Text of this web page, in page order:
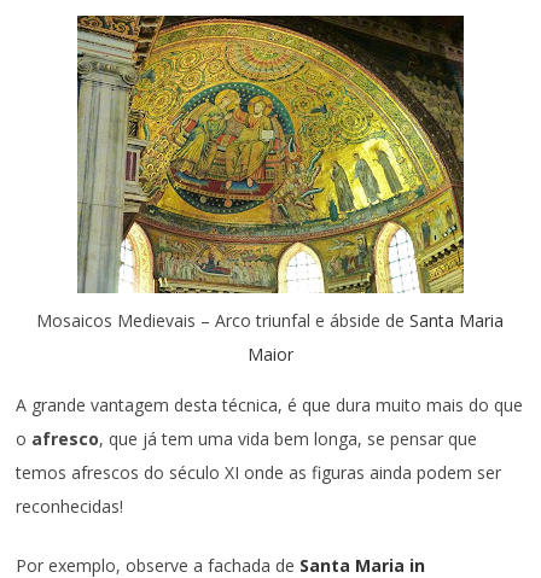
Mosaicos Medievais – Arco triunfal e ábside de Santa Maria
Maior
A grande vantagem desta técnica, é que dura muito mais do que
o afresco, que já tem uma vida bem longa, se pensar que
temos afrescos do século XI onde as figuras ainda podem ser
reconhecidas!
Por exemplo, observe a fachada de Santa Maria in